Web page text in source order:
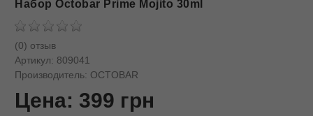
Набор Octobar Prime Mojito 30ml
(0) отзыв
Артикул: 809041
Производитель: OCTOBAR
Цена: 399 грн